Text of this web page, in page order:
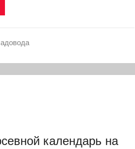
календарь на